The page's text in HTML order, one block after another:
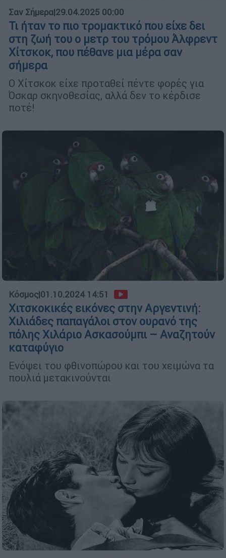
Σαν Σήμερα|29.04.2025 00:00
Τι ήταν το πιο τρομακτικό που είχε δει
στη ζωή του ο μετρ του τρόμου Άλφρεντ
Χίτσκοκ, που πέθανε μια μέρα σαν
σήμερα
Ο Χίτσκοκ είχε προταθεί πέντε φορές για
Όσκαρ σκηνοθεσίας, αλλά δεν το κέρδισε
ποτέ!
Κόσμος|01.10.2024 14:51
Χιτσκοκικές εικόνες στην Αργεντινή:
Χιλιάδες παπαγάλοι στον ουρανό της
πόλης Χιλάριο Ασκασούμπι – Αναζητούν
καταφύγιο
Ενόψει του φθινοπώρου και του χειμώνα τα
πουλιά μετακινούνται